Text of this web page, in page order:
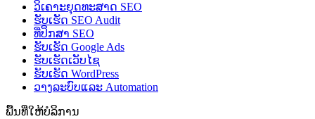
ວິເຄາະຍຸດທະສາດ SEO
ຮັບເຮັດ SEO Audit
ທີ່ປຶກສາ SEO
ຮັບເຮັດ Google Ads
ຮັບເຮັດເວັບໄຊ
ຮັບເຮັດ WordPress
ວາງລະບົບແລະ Automation
ພື້ນທີ່ໃຫ້ບໍລິການ